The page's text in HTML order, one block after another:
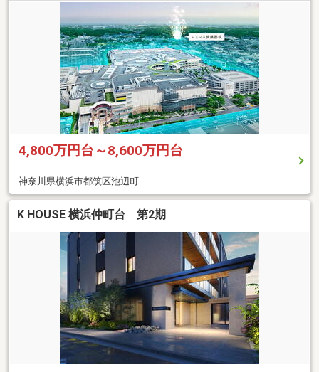
4,800万円台～8,600万円台
神奈川県横浜市都筑区池辺町
K HOUSE 横浜仲町台 第2期